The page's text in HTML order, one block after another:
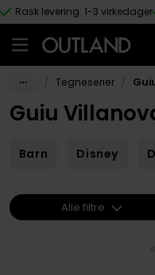
Hopp til hovedinnhold
Rask levering: 1-3 virkedager
Tegneserier
Guiu
Barn Disney
Alle filtre